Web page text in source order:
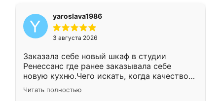
yaroslava1986
3 августа 2026
Заказала себе новый шкаф в студии
Ренессанс где ранее заказывала себе
новую кухню.Чего искать, когда качеством
вполне довольна. Служит кухня уже почти
два года, нареканий нет.
Читать полностью